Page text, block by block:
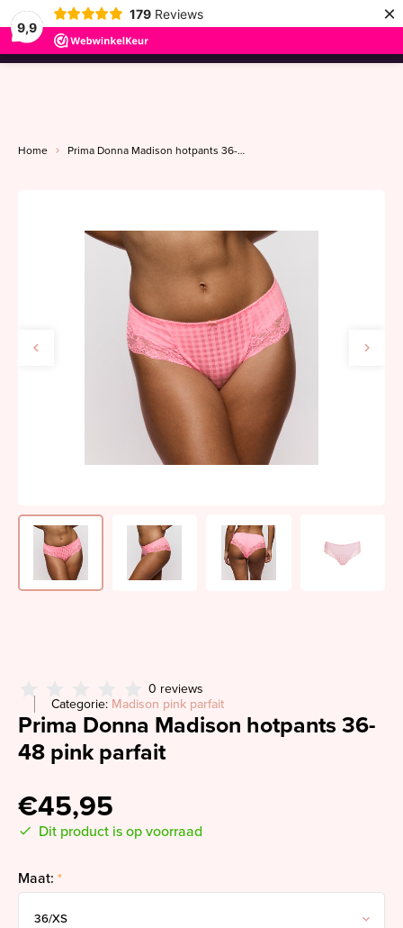
9,9
179 Reviews ×
menu
Home Prima Donna Madison hotpants 36-48 pink parfait
0 reviews
Categorie: Madison pink parfait
Prima Donna Madison hotpants 36-
48 pink parfait
€45,95
Dit product is op voorraad
Maat: *